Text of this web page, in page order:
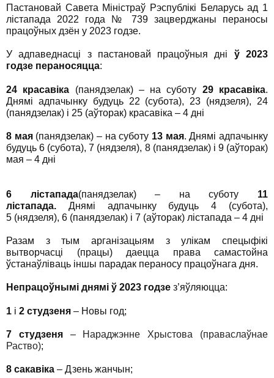
Пастановай Савета Міністраў Рэспублікі Беларусь ад 1
лістапада 2022 года № 739 зацверджаны пераносы
працоўных дзён у 2023 годзе.
У адпаведнасці з пастановай працоўныя дні ў 2023
годзе пераносяцца:
24 красавіка (панядзелак) – на суботу 29 красавіка.
Днямі адпачынку будуць 22 (субота), 23 (нядзеля), 24
(панядзелак) і 25 (аўторак) красавіка – 4 дні
8 мая (панядзелак) – на суботу 13 мая. Днямі адпачынку
будуць 6 (субота), 7 (нядзеля), 8 (панядзелак) і 9 (аўторак)
мая – 4 дні
6 лістапада(панядзелак) – на суботу 11
лістапада. Днямі адпачынку будуць 4 (субота),
5 (нядзеля), 6 (панядзелак) і 7 (аўторак) лістапада – 4 дні
Разам з тым арганізацыям з улікам спецыфікі
вытворчасці (працы) даецца права самастойна
ўстанаўліваць іншы парадак пераносу працоўнага дня.
Непрацоўнымі днямі ў 2023 годзе з’яўляюцца:
1 і 2 студзеня – Новы год;
7 студзеня – Нараджэнне Хрыстова (праваслаўнае
Раство);
8 сакавіка – Дзень жанчын;